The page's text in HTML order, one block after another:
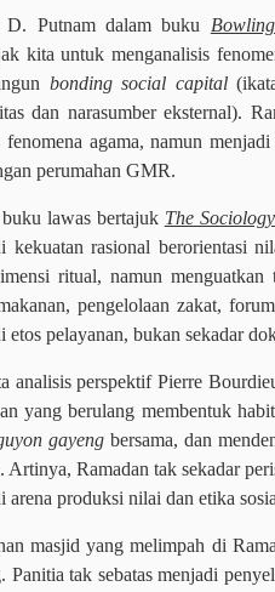
D. Putnam dalam buku
kita untuk menganalisis
bonding social capital
dan narasumber eksternal).
fenomena agama, namun
perumahan GMR.
lawas bertajuk The
kekuatan rasional berorientasi
ritual, namun
pengelolaan zakat,
etos pelayanan, bukan sekadar
analisis perspektif Pierre
yang berulang membentuk
gayeng bersama, dan
Artinya, Ramadan tak sekadar
arena produksi nilai dan etika
masjid yang melimpah di
Panitia tak sebatas menjadi